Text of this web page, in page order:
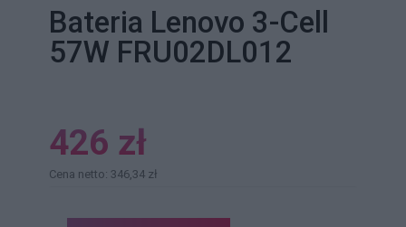
Bateria Lenovo 3-Cell
57W FRU02DL012
426 zł
Cena netto: 346,34 zł